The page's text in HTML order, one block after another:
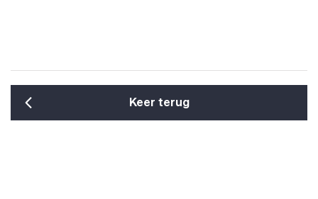
Keer terug